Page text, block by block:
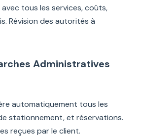
tous les services, coûts,
Révision des autorités à
Administratives
automatiquement tous les
stationnement, et réservations.
reçues par le client.